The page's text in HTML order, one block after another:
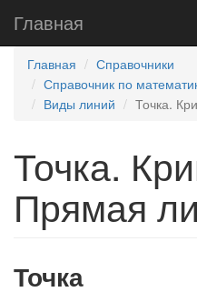
Главная
Главная
Справочники
Справочник по
Виды линий
Точка.
Точка.
Прямая
Точка